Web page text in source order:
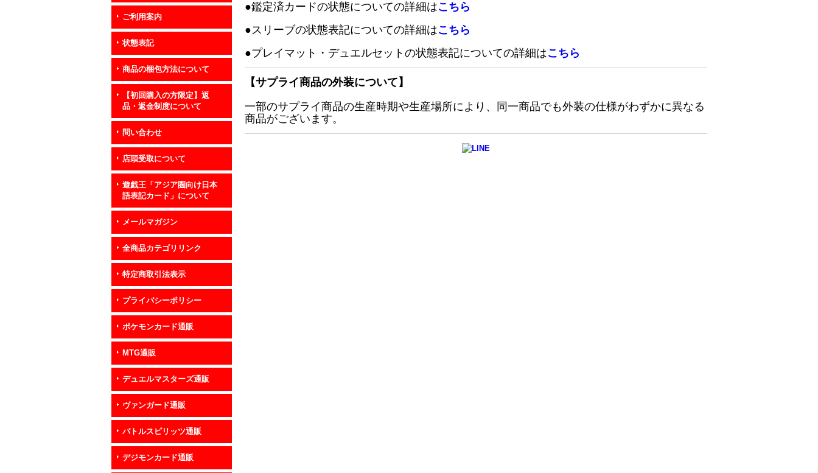
ご利用案内
状態表記
商品の梱包方法について
【初回購入の方限定】返
品・返金制度について
問い合わせ
店頭受取について
遊戯王「アジア圏向け日本
語表記カード」について
メールマガジン
全商品カテゴリリンク
特定商取引法表示
プライバシーポリシー
ポケモンカード通販
MTG通販
デュエルマスターズ通販
ヴァンガード通販
バトルスピリッツ通販
デジモンカード通販
●鑑定済カードの状態についての詳細はこちら
●スリーブの状態表記についての詳細はこちら
●プレイマット・デュエルセットの状態表記についての詳細はこちら
【サプライ商品の外装について】
一部のサプライ商品の生産時期や生産場所により、同一商品でも外装の仕様がわずかに異なる
商品がございます。